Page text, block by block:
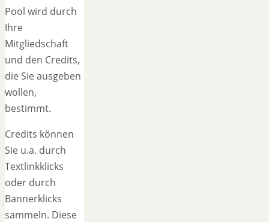
Pool wird durch
Ihre
Mitgliedschaft
und den Credits,
die Sie ausgeben
wollen,
bestimmt.
Credits können
Sie u.a. durch
Textlinkklicks
oder durch
Bannerklicks
sammeln. Diese